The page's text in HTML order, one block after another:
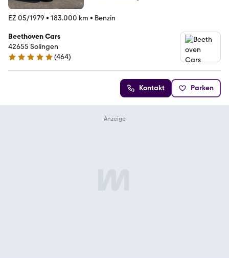
EZ 05/1979 • 183.000 km • Benzin
Beethoven Cars
42655 Solingen
4.9 Sterne
(464)
Kontakt Parken